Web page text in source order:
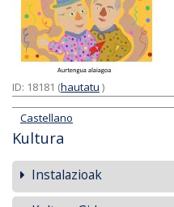
ID: 18181 (hautatu )
Castellano
Kultura
Instalazioak